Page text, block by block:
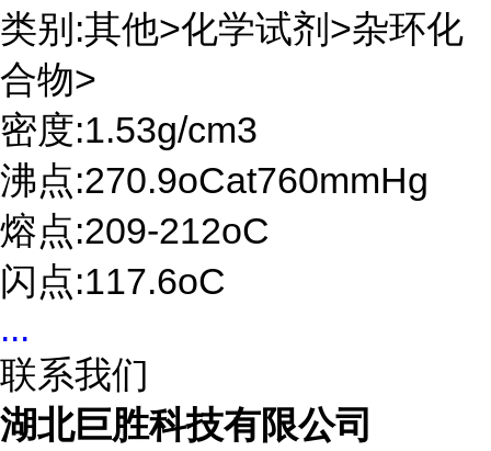
类别:其他>化学试剂>杂环化
合物>
密度:1.53g/cm3
沸点:270.9oCat760mmHg
熔点:209-212oC
闪点:117.6oC
...
联系我们
湖北巨胜科技有限公司